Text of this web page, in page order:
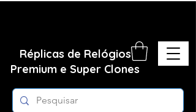
Réplicas de Relógios
Premium e Super Clones